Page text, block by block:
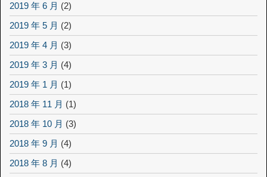
2019 年 6 月 (2)
2019 年 5 月 (2)
2019 年 4 月 (3)
2019 年 3 月 (4)
2019 年 1 月 (1)
2018 年 11 月 (1)
2018 年 10 月 (3)
2018 年 9 月 (4)
2018 年 8 月 (4)